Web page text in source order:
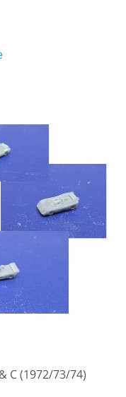
C (1972/73/74)